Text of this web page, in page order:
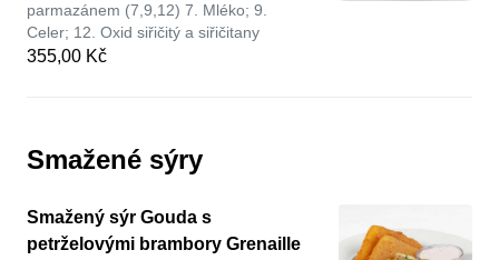
parmazánem (7,9,12) 7. Mléko; 9.
Celer; 12. Oxid siřičitý a siřičitany
355,00 Kč
Smažené sýry
Smažený sýr Gouda s
petrželovými brambory Grenaille